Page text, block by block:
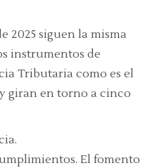
2025 siguen la misma
instrumentos de
Tributaria como es el
giran en torno a cinco
El fomento